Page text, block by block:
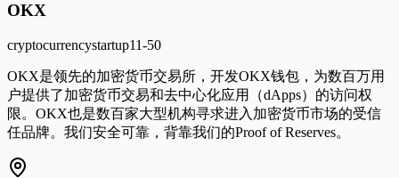
OKX
cryptocurrencystartup11-50
OKX是领先的加密货币交易所，开发OKX钱包，为数百万用
户提供了加密货币交易和去中心化应用（dApps）的访问权
限。OKX也是数百家大型机构寻求进入加密货币市场的受信
任品牌。我们安全可靠，背靠我们的Proof of Reserves。